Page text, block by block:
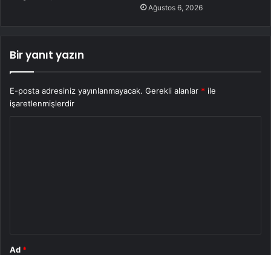
Ağustos 6, 2026
Bir yanıt yazın
E-posta adresiniz yayınlanmayacak. Gerekli alanlar * ile
işaretlenmişlerdir
Ad *